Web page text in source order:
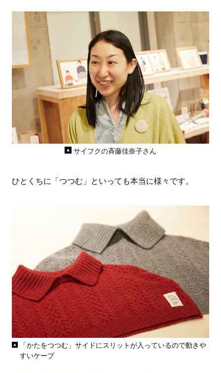
サイフクの斉藤佳奈子さん
ひとくちに「つつむ」といっても本当に様々です。
「かたをつつむ」サイドにスリットが入っているので動きや
すいケープ